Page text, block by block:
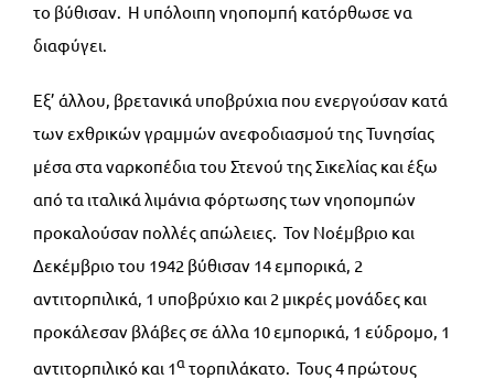
το βύθισαν. Η υπόλοιπη νηοπομπή κατόρθωσε να
διαφύγει.
Εξ’ άλλου, βρετανικά υποβρύχια που ενεργούσαν κατά
των εχθρικών γραμμών ανεφοδιασμού της Τυνησίας
μέσα στα ναρκοπέδια του Στενού της Σικελίας και έξω
από τα ιταλικά λιμάνια φόρτωσης των νηοπομπών
προκαλούσαν πολλές απώλειες. Τον Νοέμβριο και
Δεκέμβριο του 1942 βύθισαν 14 εμπορικά, 2
αντιτορπιλικά, 1 υποβρύχιο και 2 μικρές μονάδες και
προκάλεσαν βλάβες σε άλλα 10 εμπορικά, 1 εύδρομο, 1
αντιτορπιλικό και 1α τορπιλάκατο. Τους 4 πρώτους